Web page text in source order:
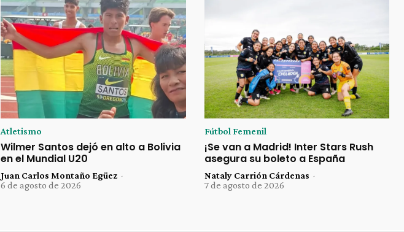
Atletismo
Wilmer Santos dejó en alto a Bolivia
en el Mundial U20
Juan Carlos Montaño Egüez -
6 de agosto de 2026
Fútbol Femenil
¡Se van a Madrid! Inter Stars Rush
asegura su boleto a España
Nataly Carrión Cárdenas -
7 de agosto de 2026